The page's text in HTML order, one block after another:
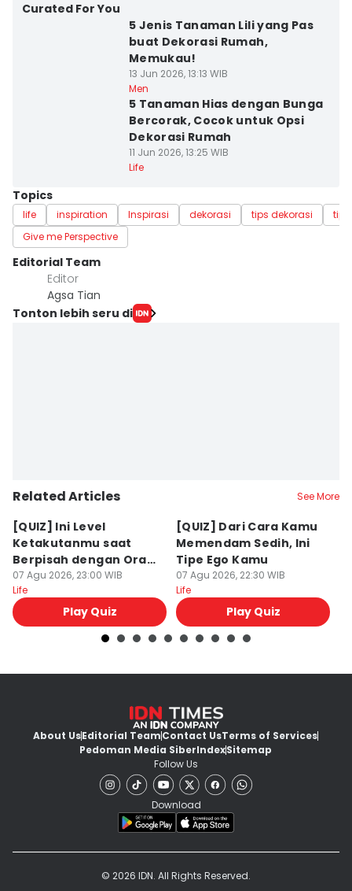
Curated For You
5 Jenis Tanaman Lili yang Pas
buat Dekorasi Rumah,
Memukau!
13 Jun 2026, 13:13 WIB
Men
5 Tanaman Hias dengan Bunga
Bercorak, Cocok untuk Opsi
Dekorasi Rumah
11 Jun 2026, 13:25 WIB
Life
Topics
life inspiration Inspirasi dekorasi tips dekorasi
Give me Perspective
Editorial Team
Editor
Agsa Tian
Tonton lebih seru di
Related Articles See More
[QUIZ] Ini Level
Ketakutanmu saat
Berpisah dengan Orang
Lain
07 Agu 2026, 23:00 WIB
Life
Play Quiz
[QUIZ] Dari Cara Kamu
Memendam Sedih, Ini
Tipe Ego Kamu
07 Agu 2026, 22:30 WIB
Life
Play Quiz
About UsEditorial TeamContact UsTerms of Services
Pedoman Media SiberIndexSitemap
Follow Us
Download
© 2026 IDN. All Rights Reserved.